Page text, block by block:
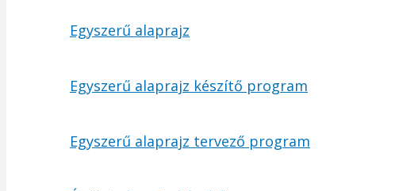
Egyszerű alaprajz
Egyszerű alaprajz készítő program
Egyszerű alaprajz tervező program